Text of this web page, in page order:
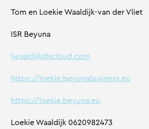
Tom en Loekie Waaldijk-van der Vliet
ISR Beyuna
lwaaldijk@icloud.com
https://loekie.beyunabusiness.eu
https://loekie.beyuna.eu
Loekie Waaldijk 0620982473